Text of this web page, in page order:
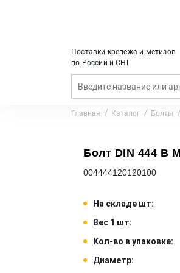
Поставки крепежа и метизов
по России и СНГ
Главная Каталог Болты
Болт DIN 444 B
004444120120100
На складе шт:
Вес 1 шт:
Кол-во в упаковке:
Диаметр: